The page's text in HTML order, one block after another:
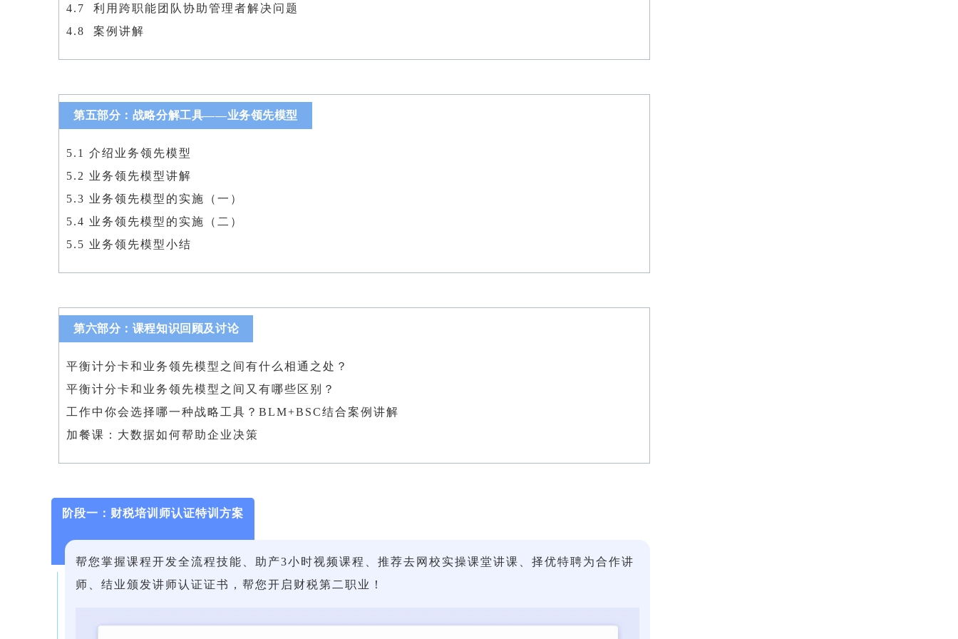
4.7 利用跨职能团队协助管理者解决问题
4.8 案例讲解
第五部分：战略分解工具——业务领先模型
5.1 介绍业务领先模型
5.2 业务领先模型讲解
5.3 业务领先模型的实施（一）
5.4 业务领先模型的实施（二）
5.5 业务领先模型小结
第六部分：课程知识回顾及讨论
平衡计分卡和业务领先模型之间有什么相通之处？
平衡计分卡和业务领先模型之间又有哪些区别？
工作中你会选择哪一种战略工具？BLM+BSC结合案例讲解
加餐课：大数据如何帮助企业决策
阶段一：财税培训师认证特训方案
帮您掌握课程开发全流程技能、助产3小时视频课程、推荐去网校实操课堂讲课、择优特聘为合作讲
师、结业颁发讲师认证证书，帮您开启财税第二职业！